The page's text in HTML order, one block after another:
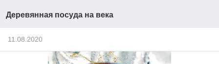
Деревянная посуда на века
11.08.2020